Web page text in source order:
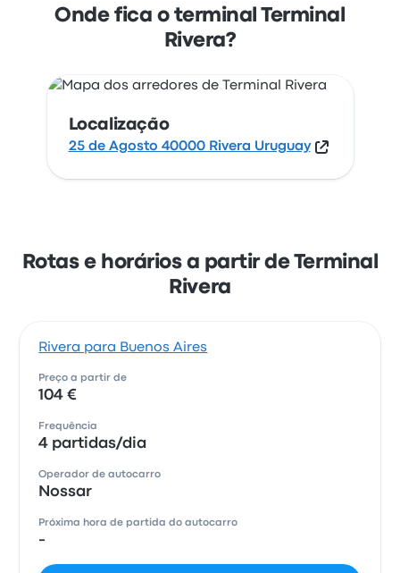
localização desta paragem de autocarro
em/no Rivera no mapa.
Onde fica o terminal Terminal
Rivera?
Localização
25 de Agosto 40000 Rivera Uruguay
Rotas e horários a partir de Terminal
Rivera
Rivera para Buenos Aires
Preço a partir de
104 €
Frequência
4 partidas/dia
Operador de autocarro
Nossar
Próxima hora de partida do autocarro
-